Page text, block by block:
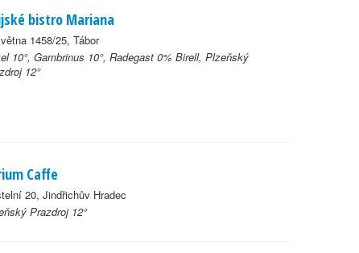
bistro Mariana
1458/25, Tábor
10°, Gambrinus 10°, Radegast 0% Birell, Plzeňský
12°
Caffe
20, Jindřichův Hradec
Prazdroj 12°